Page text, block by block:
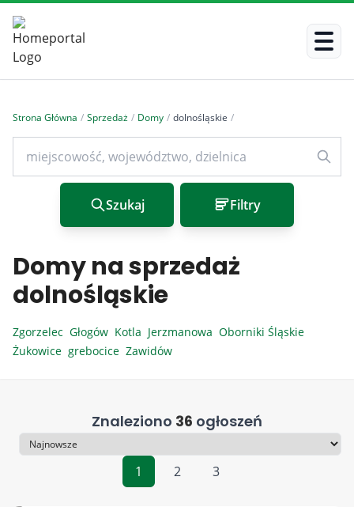
Strona Główna / Sprzedaż / Domy / dolnośląskie /
Szukaj Filtry
Domy na sprzedaż
dolnośląskie
Zgorzelec Głogów Kotla Jerzmanowa Oborniki Śląskie
Żukowice grebocice Zawidów
Znaleziono 36 ogłoszeń
Sortowanie
1
2 3